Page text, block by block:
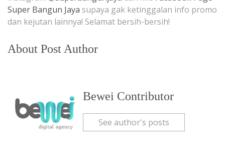
Super Bangun Jaya supaya gak ketinggalan info promo
dan kejutan lainnya! Selamat bersih-bersih!
About Post Author
Bewei Contributor
See author's posts